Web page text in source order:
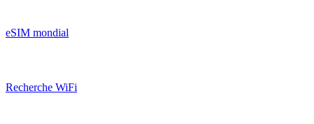
eSIM mondial
Recherche WiFi